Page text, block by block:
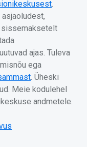
.
sissemaksetelt
ajas. Tuleva
ega
. Üheski
Meie kodulehel
andmetele.